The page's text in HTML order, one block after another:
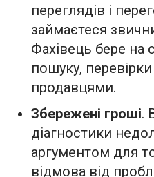
переглядів і
займаєтеся
Фахівець бере на
пошуку,
продавцями.
Збережені гроші.
діагностики
аргументом для
відмова від